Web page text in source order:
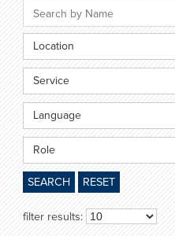
Location
Service
Language
Role
SEARCH RESET
filter results: